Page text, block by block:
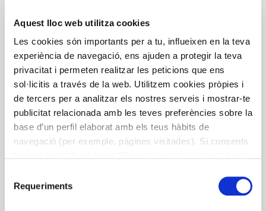
Aquest lloc web utilitza cookies
Les cookies són importants per a tu, influeixen en la teva
experiència de navegació, ens ajuden a protegir la teva
privacitat i permeten realitzar les peticions que ens
sol·licitis a través de la web. Utilitzem cookies pròpies i
de tercers per a analitzar els nostres serveis i mostrar-te
publicitat relacionada amb les teves preferències sobre la
base d’un perfil elaborat amb els teus hàbits de
navegació (per exemple, pàgines visitades). Si consents
informació a la nostra
Requeriments
Ojo seco: recetas para prevenir y/o
aliviar la enfermedad
Laboratorios Thea y Alícia se han unido para llevar a
cabo un proyecto para la prevención y/o alivio del ojo
enfermedad, como los ácidos grasos Omega-3 y